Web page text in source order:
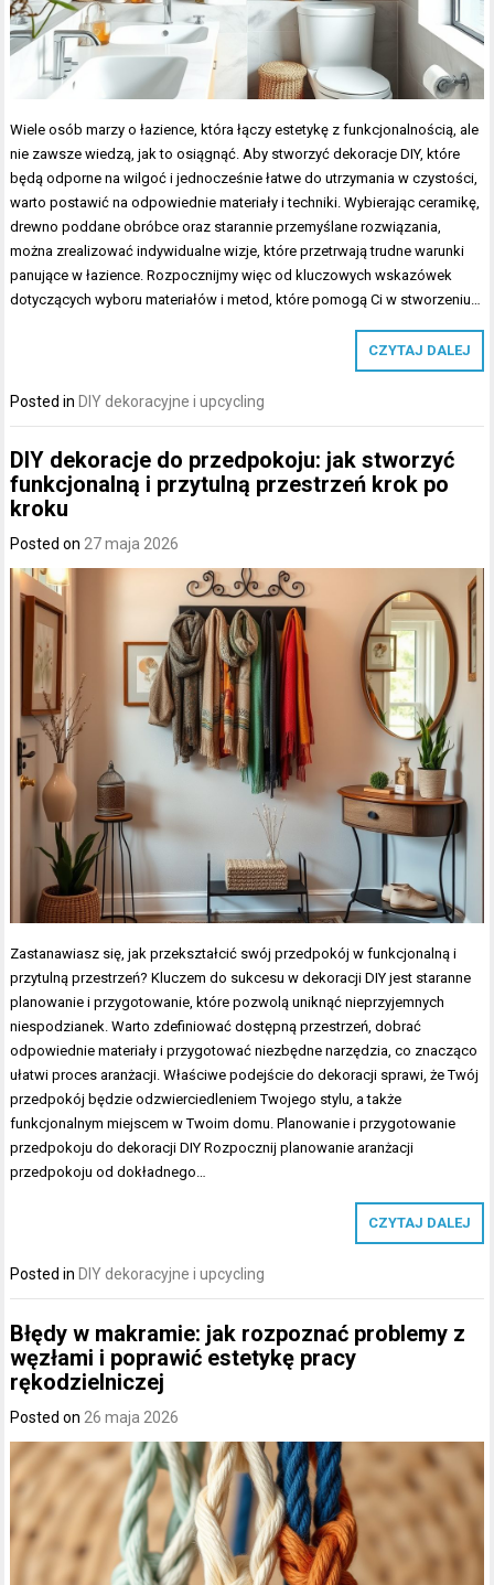
Wiele osób marzy o łazience, która łączy estetykę z funkcjonalnością, ale
nie zawsze wiedzą, jak to osiągnąć. Aby stworzyć dekoracje DIY, które
będą odporne na wilgoć i jednocześnie łatwe do utrzymania w czystości,
warto postawić na odpowiednie materiały i techniki. Wybierając ceramikę,
drewno poddane obróbce oraz starannie przemyślane rozwiązania,
można zrealizować indywidualne wizje, które przetrwają trudne warunki
panujące w łazience. Rozpocznijmy więc od kluczowych wskazówek
dotyczących wyboru materiałów i metod, które pomogą Ci w stworzeniu…
CZYTAJ DALEJ
Posted in DIY dekoracyjne i upcycling
DIY dekoracje do przedpokoju: jak stworzyć
funkcjonalną i przytulną przestrzeń krok po
kroku
Posted on27 maja 2026
Zastanawiasz się, jak przekształcić swój przedpokój w funkcjonalną i
przytulną przestrzeń? Kluczem do sukcesu w dekoracji DIY jest staranne
planowanie i przygotowanie, które pozwolą uniknąć nieprzyjemnych
niespodzianek. Warto zdefiniować dostępną przestrzeń, dobrać
odpowiednie materiały i przygotować niezbędne narzędzia, co znacząco
ułatwi proces aranżacji. Właściwe podejście do dekoracji sprawi, że Twój
przedpokój będzie odzwierciedleniem Twojego stylu, a także
funkcjonalnym miejscem w Twoim domu. Planowanie i przygotowanie
przedpokoju do dekoracji DIY Rozpocznij planowanie aranżacji
przedpokoju od dokładnego…
CZYTAJ DALEJ
Posted in DIY dekoracyjne i upcycling
Błędy w makramie: jak rozpoznać problemy z
węzłami i poprawić estetykę pracy
rękodzielniczej
Posted on 26 maja 2026